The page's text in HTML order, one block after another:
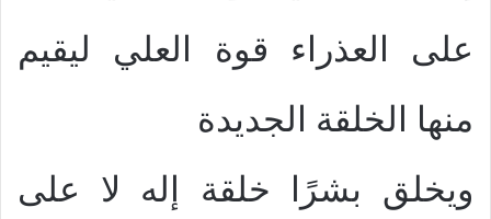
على العذراء قوة العلي ليقيم
منها الخلقة الجديدة
ويخلق بشرًا خلقة إله لا على